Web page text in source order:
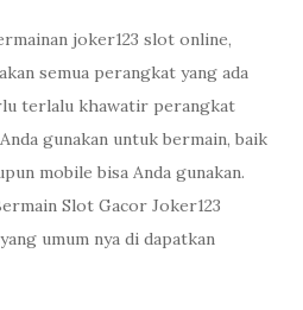
joker123 slot online,
semua perangkat yang ada
terlalu khawatir perangkat
gunakan untuk bermain, baik
mobile bisa Anda gunakan.
Slot Gacor Joker123
umum nya di dapatkan